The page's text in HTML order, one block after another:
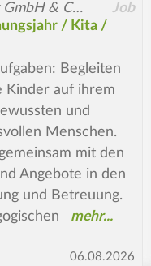
& Co. KG Job
/ Kita /
Begleiten
Kinder auf ihrem
und
Menschen.
mit den
Angebote in den
und Betreuung.
06.08.2026